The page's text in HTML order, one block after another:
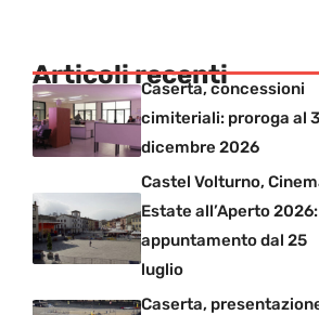
Articoli recenti
Caserta, concessioni
cimiteriali: proroga al
dicembre 2026
Castel Volturno,
Estate all’Aperto 2026:
appuntamento dal 25
luglio
Caserta,